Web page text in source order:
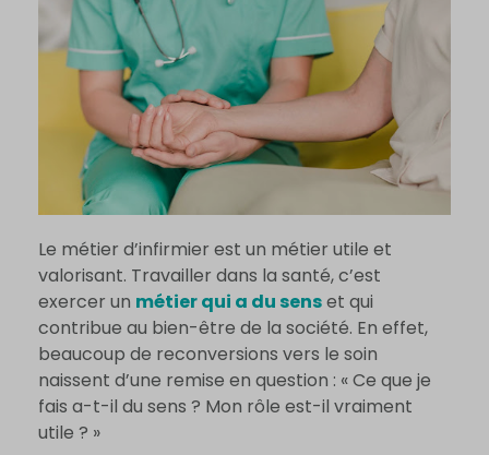
Le métier d’infirmier est un métier utile et
valorisant. Travailler dans la santé, c’est
exercer un métier qui a du senset qui
contribue au bien-être de la société. En effet,
beaucoup de reconversions vers le soin
naissent d’une remise en question : « Ce que je
fais a-t-il du sens ? Mon rôle est-il vraiment
utile ? »